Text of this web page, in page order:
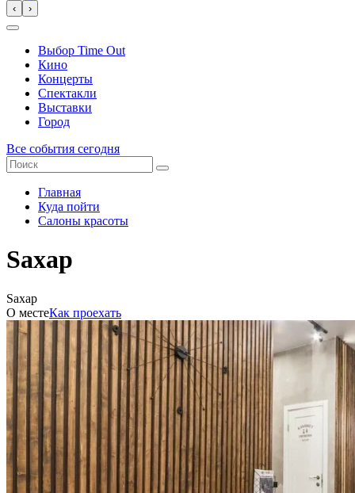
‹ ›
Выбор Time Out
Кино
Концерты
Спектакли
Выставки
Город
Все события сегодня
Главная
Куда пойти
Салоны красоты
Sахар
Sахар
О местеКак проехать